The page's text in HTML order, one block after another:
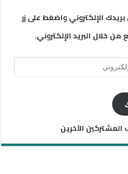
الإلكتروني واضغط على زر
خلال البريد الإلكتروني.